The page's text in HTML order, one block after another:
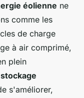
éolienne ne
comme les
de charge
à air comprimé,
plein
s'améliorer,